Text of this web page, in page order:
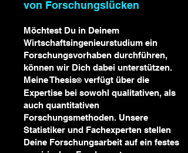
von Forschungslücken
Möchtest Du in Deinem
Wirtschaftsingenieurstudium ein
Forschungsvorhaben durchführen,
können wir Dich dabei unterstützen.
Meine Thesis® verfügt über die
Expertise bei sowohl qualitativen, als
auch quantitativen
Forschungsmethoden. Unsere
Statistiker und Fachexperten stellen
Deine Forschungsarbeit auf ein festes